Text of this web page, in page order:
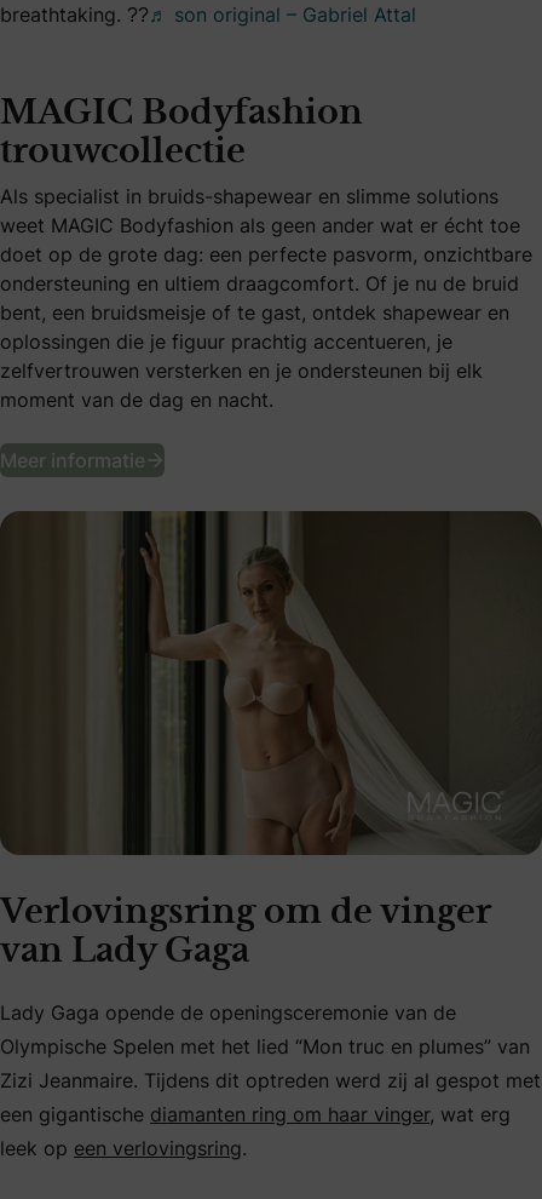
breathtaking. ??♬ son original – Gabriel Attal
MAGIC Bodyfashion
trouwcollectie
Als specialist in bruids-shapewear en slimme solutions
weet MAGIC Bodyfashion als geen ander wat er écht toe
doet op de grote dag: een perfecte pasvorm, onzichtbare
ondersteuning en ultiem draagcomfort. Of je nu de bruid
bent, een bruidsmeisje of te gast, ontdek shapewear en
oplossingen die je figuur prachtig accentueren, je
zelfvertrouwen versterken en je ondersteunen bij elk
moment van de dag en nacht.
Meer informatie MAGIC Bodyfashion trouwcollectie
Verlovingsring om de vinger
van Lady Gaga
Lady Gaga opende de openingsceremonie van de
Olympische Spelen met het lied “Mon truc en plumes” van
Zizi Jeanmaire. Tijdens dit optreden werd zij al gespot met
een gigantische diamanten ring om haar vinger, wat erg
leek op een verlovingsring.